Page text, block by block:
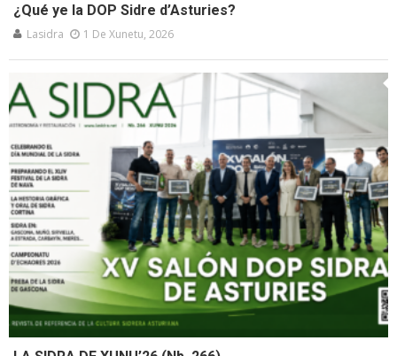
¿Qué ye la DOP Sidre d’Asturies?
Lasidra 1 De Xunetu, 2026